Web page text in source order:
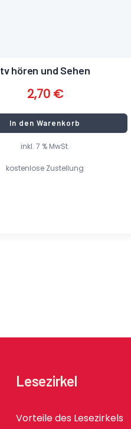
inkl. 7 % MwSt.
kostenlose Zustellung
tv hören und Sehen
2,70 €
In den Warenkorb
Lesezirkel
Vorteile des Lesezirkels